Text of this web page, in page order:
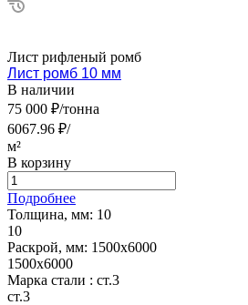
Лист рифленый ромб
Лист ромб 10 мм
В наличии
75 000 ₽/тонна
6067.96 ₽/
м²
В корзину
Подробнее
Толщина, мм: 10
10
Раскрой, мм: 1500х6000
1500х6000
Марка стали : ст.3
ст.3